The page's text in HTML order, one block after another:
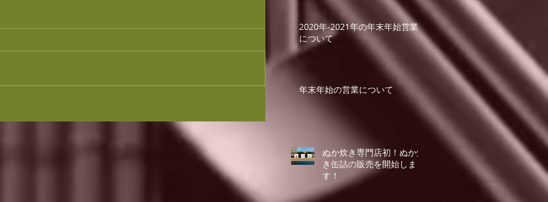
2020年-2021年の年末年始営業
について
年末年始の営業について
ぬか炊き専門店初！ぬか炊
き缶詰の販売を開始しま
す！